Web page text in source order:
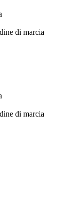
di marcia
di marcia